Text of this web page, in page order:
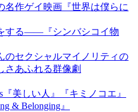
名作ゲイ映画『世界は僕らに
する――『シンバシコイ物
のセクシャルマイノリティの
さあふれる群像劇
『美しい人』『キミノコエ』
& Belonging』